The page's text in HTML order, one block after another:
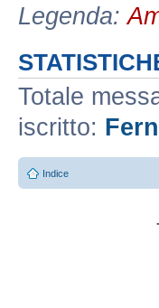
Legenda:
Totale
iscritto:
Indice